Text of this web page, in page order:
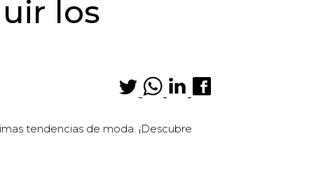
los
tendencias de moda. ¡Descubre